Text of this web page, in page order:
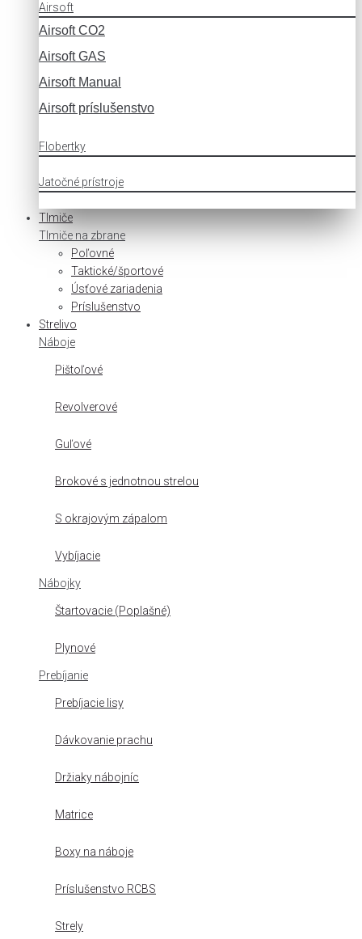
Airsoft
Airsoft CO2
Airsoft GAS
Airsoft Manual
Airsoft príslušenstvo
Flobertky
Jatočné prístroje
Tlmiče
Tlmiče na zbrane
Poľovné
Taktické/športové
Úsťové zariadenia
Príslušenstvo
Strelivo
Náboje
Pištoľové
Revolverové
Guľové
Brokové s jednotnou strelou
S okrajovým zápalom
Vybíjacie
Nábojky
Štartovacie (Poplašné)
Plynové
Prebíjanie
Prebíjacie lisy
Dávkovanie prachu
Držiaky nábojníc
Matrice
Boxy na náboje
Príslušenstvo RCBS
Strely